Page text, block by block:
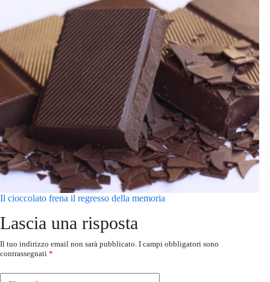
Il cioccolato frena il regresso della memoria
Lascia una risposta
Il tuo indirizzo email non sarà pubblicato. I campi obbligatori sono
contrassegnati *